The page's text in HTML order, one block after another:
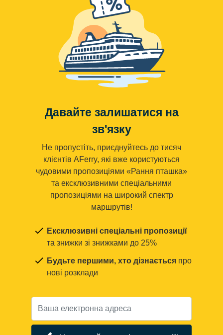
Давайте залишатися на
зв'язку
Не пропустіть, приєднуйтесь до тисяч
клієнтів AFerry, які вже користуються
чудовими пропозиціями «Рання пташка»
та ексклюзивними спеціальними
пропозиціями на широкий спектр
маршрутів!
Ексклюзивні спеціальні пропозиції
та знижки зі знижками до 25%
Будьте першими, хто дізнається про
нові розклади